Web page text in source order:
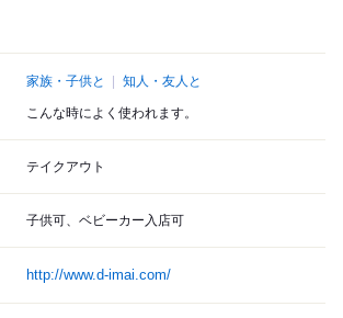
家族・子供と 知人・友人と
こんな時によく使われます。
テイクアウト
子供可、ベビーカー入店可
http://www.d-imai.com/